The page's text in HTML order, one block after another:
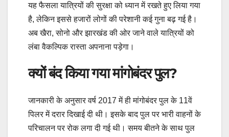
यह फैसला यात्रियों की सुरक्षा को ध्यान में रखते हुए लिया गया
है, लेकिन इससे हजारों लोगों की परेशानी कई गुना बढ़ गई है।
अब खैरा, सोनो और झारखंड की ओर जाने वाले यात्रियों को
लंबा वैकल्पिक रास्ता अपनाना पड़ेगा।
क्यों बंद किया गया मांगोबंदर पुल?
जानकारी के अनुसार वर्ष 2017 में ही मांगोबंदर पुल के 11वें
पिलर में दरार दिखाई दी थी। इसके बाद पुल पर भारी वाहनों के
परिचालन पर रोक लगा दी गई थी। समय बीतने के साथ पुल